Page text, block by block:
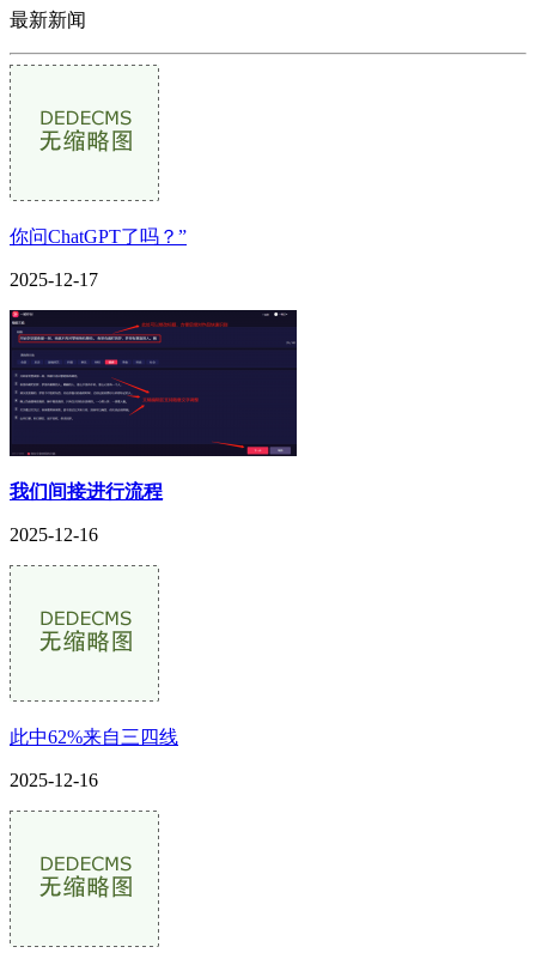
最新新闻
你问ChatGPT了吗？”
2025-12-17
我们间接进行流程
2025-12-16
此中62%来自三四线
2025-12-16